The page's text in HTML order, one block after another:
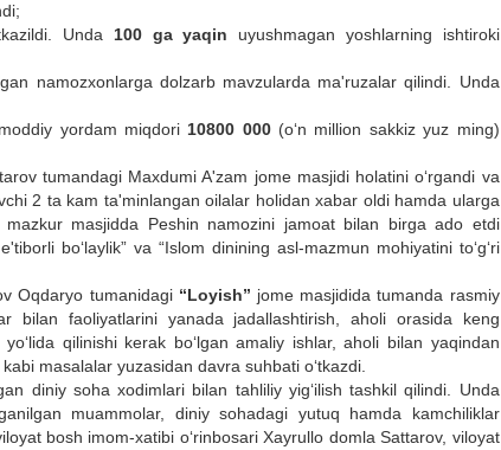
Unda 100 ga yaqin uyushmagan yoshlarning ishtiroki
namozxonlarga dolzarb mavzularda ma'ruzalar qilindi. Unda
yordam miqdori10800 000 (o‘n million sakkiz yuz ming)
tumandagi Maxdumi A'zam jome masjidi holatini o‘rgandi va
2 ta kam ta'minlangan oilalar holidan xabar oldi hamda ularga
masjidda Peshin namozini jamoat bilan birga ado etdi
bo‘laylik” va “Islom dinining asl-mazmun mohiyatini to‘g‘ri
Oqdaryo tumanidagi “Loyish” jome masjidida tumanda rasmiy
bilan faoliyatlarini yanada jadallashtirish, aholi orasida keng
qilinishi kerak bo‘lgan amaliy ishlar, aholi bilan yaqindan
masalalar yuzasidan davra suhbati o‘tkazdi.
diniy soha xodimlari bilan tahliliy yig‘ilish tashkil qilindi. Unda
muammolar, diniy sohadagi yutuq hamda kamchiliklar
bosh imom-xatibi o‘rinbosari Xayrullo domla Sattarov, viloyat